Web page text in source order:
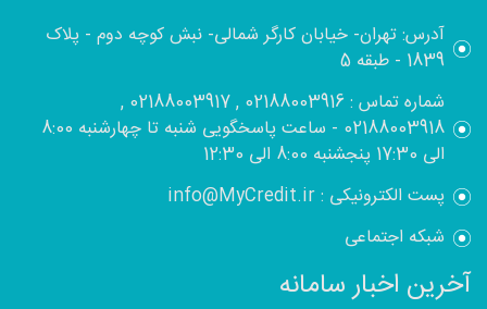
آدرس: تهران- خیابان کارگر شمالی- نبش کوچه دوم - پلاک
1839 - طبقه 5
شماره تماس : 02188003916 , 02188003917 ,
02188003918 - ساعت پاسخگویی شنبه تا چهارشنبه 8:00
الی 17:30 پنجشنبه 8:00 الی 12:30
پست الکترونیکی : info@MyCredit.ir
شبکه اجتماعی
آخرین اخبار سامانه